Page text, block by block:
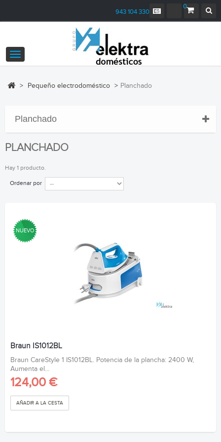
0
943 104 330
Navegación
Toggle
> Pequeño electrodoméstico > Planchado
Planchado
PLANCHADO
Hay 1 producto.
Ordenar por
NUEVO
Braun IS1012BL
Braun CareStyle 1 IS1012BL. Potencia de la plancha: 2400 W,
Aumenta el...
124,00 €
AÑADIR A LA CESTA